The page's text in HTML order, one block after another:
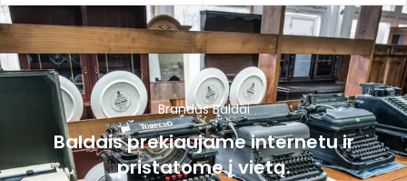
Brandūs Baldai
Baldais prekiaujame internetu ir
pristatome į vietą.